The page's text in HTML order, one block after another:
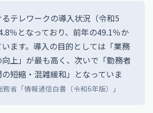
テレワークの導入状況（令和5
％となっており、前年の49.1％か
ます。導入の目的としては「業務
上」が最も高く、次いで「勤務者
短縮・混雑緩和」となっていま
務省「情報通信白書（令和6年版）」